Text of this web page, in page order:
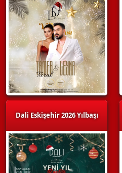
Dali Eskişehir 2026 Yılbaşı